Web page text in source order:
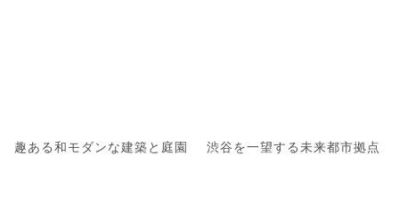
趣ある和モダンな建築と庭園 渋谷を一望する未来都市拠点